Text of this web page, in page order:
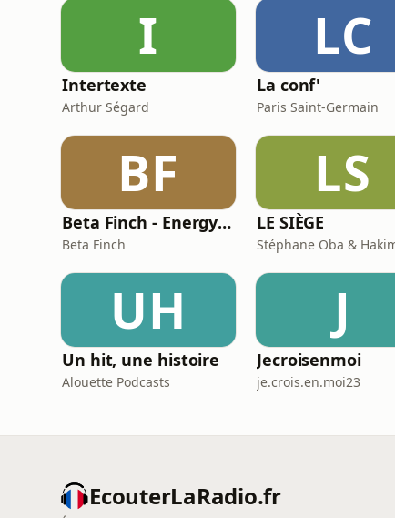
I
Intertexte
Arthur Ségard
LC
La conf'
Paris Saint-Germain
BF
Beta Finch - Energy & Utilities - FR
Beta Finch
LS
LE SIÈGE
UH
Un hit, une histoire
Alouette Podcasts
J
Jecroisenmoi
je.crois.en.moi23
EcouterLaRadio.fr